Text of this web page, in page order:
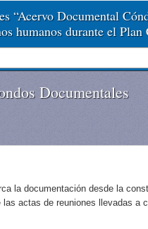
“Acervo Documental
humanos durante el Plan
Documentales
la documentación desde la
actas de reuniones llevadas a